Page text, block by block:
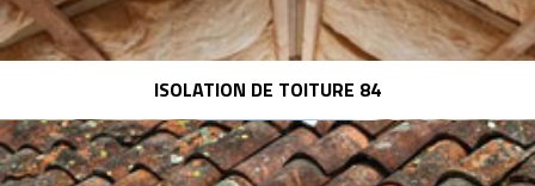
ISOLATION DE TOITURE 84